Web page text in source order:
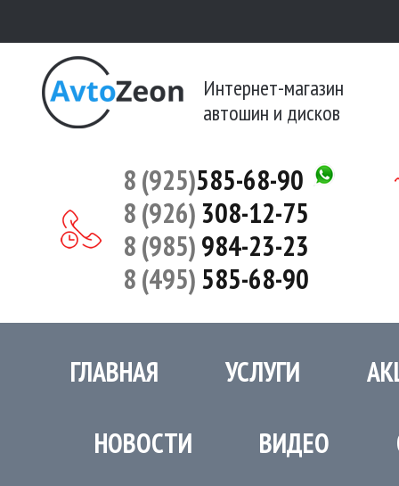
Интернет-магазин
автошин и дисков
8 (925)585-68-90
8 (926) 308-12-75
8 (985)984-23-23
8 (495)585-68-90
ГЛАВНАЯ УСЛУГИ
НОВОСТИ ВИДЕО